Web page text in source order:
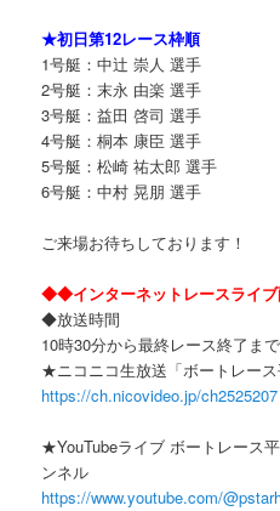
★初日第12レース枠順
1号艇：中辻 崇人 選手
2号艇：末永 由楽 選手
3号艇：益田 啓司 選手
4号艇：桐本 康臣 選手
5号艇：松崎 祐太郎 選手
6号艇：中村 晃朋 選手
ご来場お待ちしております！
◆◆インターネットレースライ
◆放送時間
10時30分から最終レース終了まで
★ニコニコ生放送「ボートレース
https://ch.nicovideo.jp/ch2525207
★YouTubeライブ ボートレース
ンネル
https://www.youtube.com/